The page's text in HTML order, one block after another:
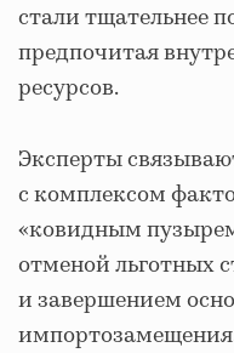
стали тщательнее
предпочитая
ресурсов.
Эксперты
с комплексом
«ковидным
отменой льготных
и завершением